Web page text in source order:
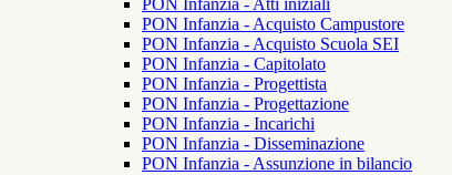
PON Infanzia - Atti iniziali
PON Infanzia - Acquisto Campustore
PON Infanzia - Acquisto Scuola SEI
PON Infanzia - Capitolato
PON Infanzia - Progettista
PON Infanzia - Progettazione
PON Infanzia - Incarichi
PON Infanzia - Disseminazione
PON Infanzia - Assunzione in bilancio